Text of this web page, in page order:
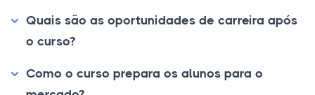
Quais são as oportunidades de carreira após
o curso?
Como o curso prepara os alunos para o